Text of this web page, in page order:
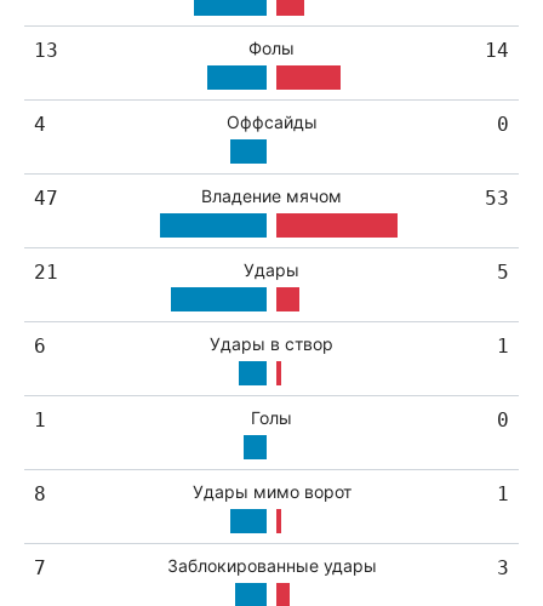
13 Фолы 14
4 Оффсайды 0
47 Владение мячом 53
21 Удары 5
6 Удары в створ 1
1 Голы 0
8 Удары мимо ворот 1
7 Заблокированные удары 3